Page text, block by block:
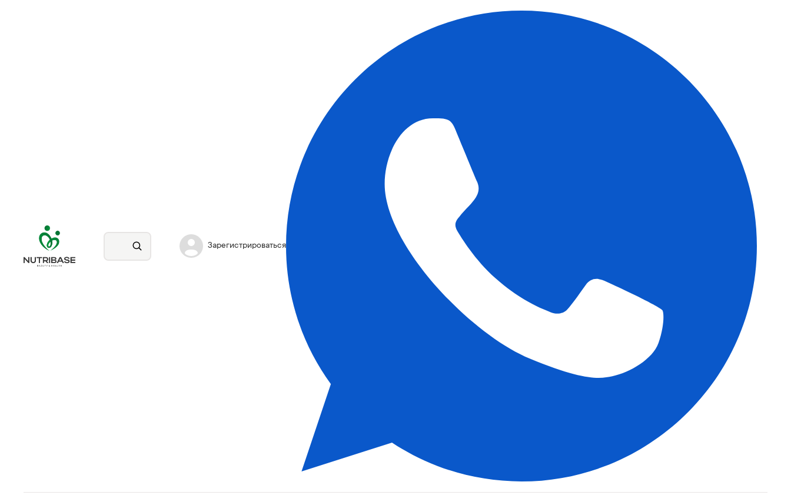
Зарегистрироваться